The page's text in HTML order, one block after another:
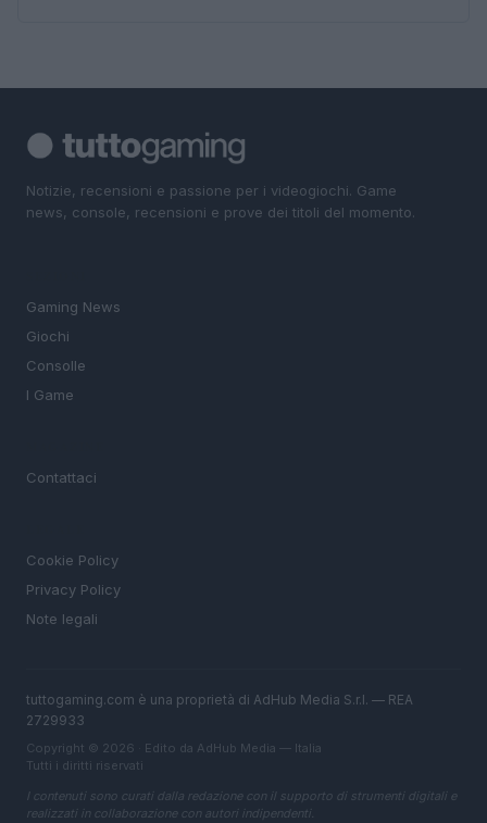
Notizie, recensioni e passione per i videogiochi. Game
news, console, recensioni e prove dei titoli del momento.
Gaming News
Giochi
Consolle
I Game
Contattaci
Cookie Policy
Privacy Policy
Note legali
tuttogaming.com è una proprietà di AdHub Media S.r.l. — REA
2729933
Copyright © 2026 · Edito da AdHub Media — Italia
Tutti i diritti riservati
I contenuti sono curati dalla redazione con il supporto di strumenti digitali e
realizzati in collaborazione con autori indipendenti.